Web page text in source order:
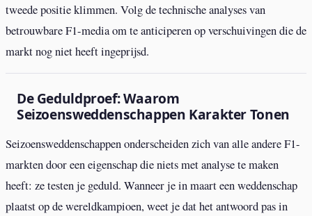
tweede positie klimmen. Volg de technische analyses van
betrouwbare F1-media om te anticiperen op verschuivingen die de
markt nog niet heeft ingeprijsd.
De Geduldproef: Waarom
Seizoensweddenschappen Karakter Tonen
Seizoensweddenschappen onderscheiden zich van alle andere F1-
markten door een eigenschap die niets met analyse te maken
heeft: ze testen je geduld. Wanneer je in maart een weddenschap
plaatst op de wereldkampioen, weet je dat het antwoord pas in